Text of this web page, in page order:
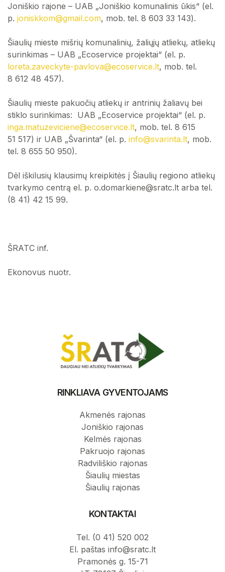
Joniškio rajone – UAB „Joniškio komunalinis ūkisׅ“ (el.
p. joniskkom@gmail.com, mob. tel. 8 603 33 143).
Šiaulių mieste mišrių komunalinių, žaliųjų atliekų, atliekų
surinkimas – UAB „Ecoservice projektai“ (el. p.
loreta.zaveckyte-pavlova@ecoservice.lt, mob. tel.
8 612 48 457).
Šiaulių mieste pakuočių atliekų ir antrinių žaliavų bei
stiklo surinkimas: UAB „Ecoservice projektai“ (el. p.
inga.matuzeviciene@ecoservice.lt, mob. tel. 8 615
51 517) ir UAB „Švarinta“ (el. p. info@svarinta.lt, mob.
tel. 8 655 50 950).
Dėl iškilusių klausimų kreipkitės į Šiaulių regiono atliekų
tvarkymo centrą el. p. o.domarkiene@sratc.lt arba tel.
(8 41) 42 15 99.
ŠRATC inf.
Ekonovus nuotr.
RINKLIAVA GYVENTOJAMS
Akmenės rajonas
Joniškio rajonas
Kelmės rajonas
Pakruojo rajonas
Radviliškio rajonas
Šiaulių miestas
Šiaulių rajonas
KONTAKTAI
Tel. (0 41) 520 002
El. paštas info@sratc.lt
Pramonės g. 15-71